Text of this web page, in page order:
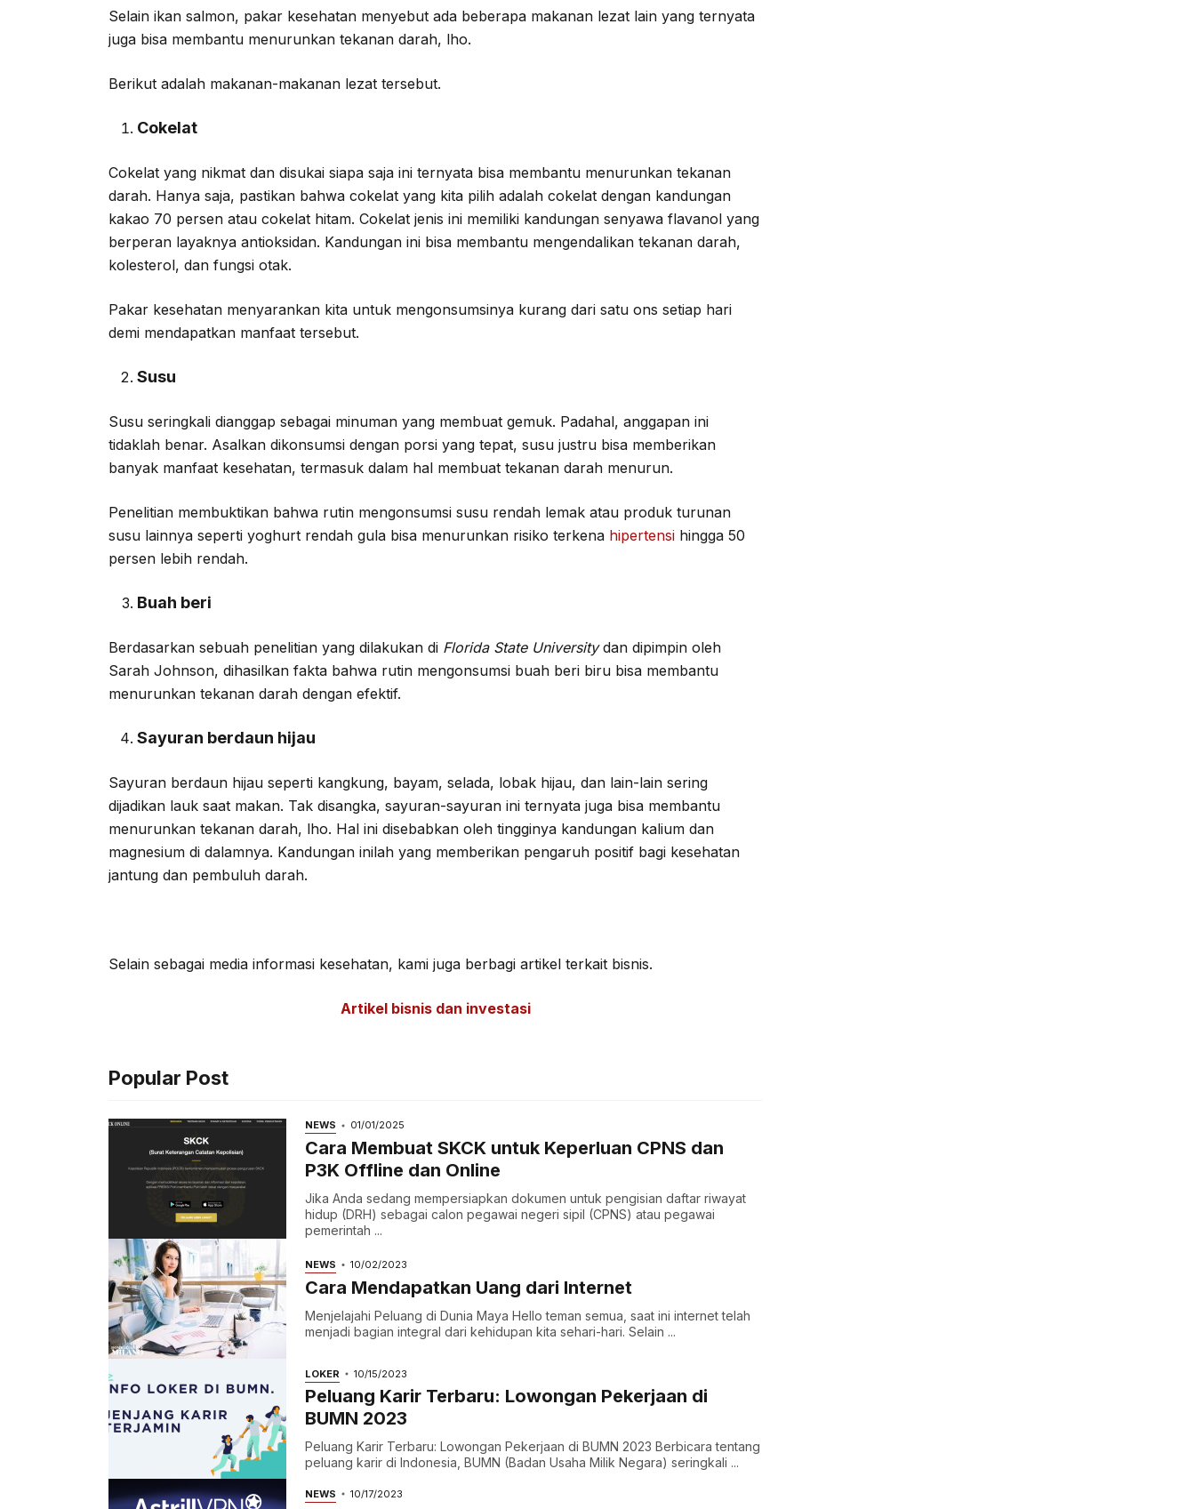
Selain ikan salmon, pakar kesehatan menyebut ada beberapa makanan lezat lain yang ternyata
juga bisa membantu menurunkan tekanan darah, lho.
Berikut adalah makanan-makanan lezat tersebut.
Cokelat
Cokelat yang nikmat dan disukai siapa saja ini ternyata bisa membantu menurunkan tekanan
darah. Hanya saja, pastikan bahwa cokelat yang kita pilih adalah cokelat dengan kandungan
kakao 70 persen atau cokelat hitam. Cokelat jenis ini memiliki kandungan senyawa flavanol yang
berperan layaknya antioksidan. Kandungan ini bisa membantu mengendalikan tekanan darah,
kolesterol, dan fungsi otak.
Pakar kesehatan menyarankan kita untuk mengonsumsinya kurang dari satu ons setiap hari
demi mendapatkan manfaat tersebut.
Susu
Susu seringkali dianggap sebagai minuman yang membuat gemuk. Padahal, anggapan ini
tidaklah benar. Asalkan dikonsumsi dengan porsi yang tepat, susu justru bisa memberikan
banyak manfaat kesehatan, termasuk dalam hal membuat tekanan darah menurun.
Penelitian membuktikan bahwa rutin mengonsumsi susu rendah lemak atau produk turunan
susu lainnya seperti yoghurt rendah gula bisa menurunkan risiko terkena hipertensi hingga 50
persen lebih rendah.
Buah beri
Berdasarkan sebuah penelitian yang dilakukan di Florida State Universitydan dipimpin oleh
Sarah Johnson, dihasilkan fakta bahwa rutin mengonsumsi buah beri biru bisa membantu
menurunkan tekanan darah dengan efektif.
Sayuran berdaun hijau
Sayuran berdaun hijau seperti kangkung, bayam, selada, lobak hijau, dan lain-lain sering
dijadikan lauk saat makan. Tak disangka, sayuran-sayuran ini ternyata juga bisa membantu
menurunkan tekanan darah, lho. Hal ini disebabkan oleh tingginya kandungan kalium dan
magnesium di dalamnya. Kandungan inilah yang memberikan pengaruh positif bagi kesehatan
jantung dan pembuluh darah.
Selain sebagai media informasi kesehatan, kami juga berbagi artikel terkait bisnis.
Artikel bisnis dan investasi
Popular Post
NEWS 01/01/2025
Cara Membuat SKCK untuk Keperluan CPNS dan
P3K Offline dan Online
Jika Anda sedang mempersiapkan dokumen untuk pengisian daftar riwayat
hidup (DRH) sebagai calon pegawai negeri sipil (CPNS) atau pegawai
pemerintah ...
NEWS 10/02/2023
Cara Mendapatkan Uang dari Internet
Menjelajahi Peluang di Dunia Maya Hello teman semua, saat ini internet telah
menjadi bagian integral dari kehidupan kita sehari-hari. Selain ...
LOKER 10/15/2023
Peluang Karir Terbaru: Lowongan Pekerjaan di
BUMN 2023
Peluang Karir Terbaru: Lowongan Pekerjaan di BUMN 2023 Berbicara tentang
peluang karir di Indonesia, BUMN (Badan Usaha Milik Negara) seringkali ...
NEWS 10/17/2023